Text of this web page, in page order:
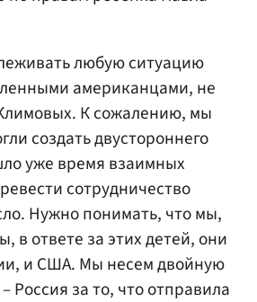
любую ситуацию
американцами, не
К сожалению, мы
создать двустороннего
уже время взаимных
сотрудничество
Нужно понимать, что мы,
в ответе за этих детей, они
и США. Мы несем двойную
Россия за то, что отправила